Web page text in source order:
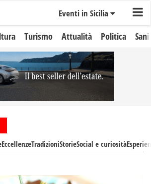
Eventi in Sicilia
Turismo Attualità Politica
EccellenzeTradizioniStorieSocial e curiosità